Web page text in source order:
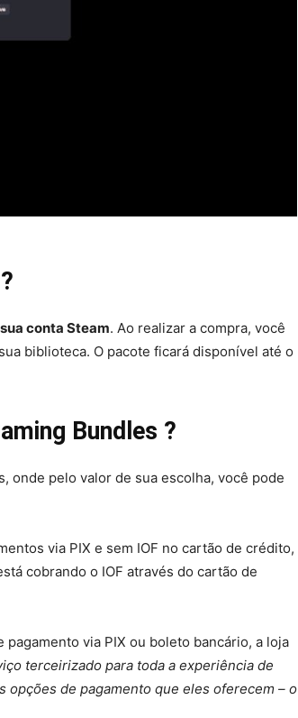
conta Steam. Ao realizar a compra, você
biblioteca. O pacote ficará disponível até o
Bundles ?
onde pelo valor de sua escolha, você pode
via PIX e sem IOF no cartão de crédito,
cobrando o IOF através do cartão de
via PIX ou boleto bancário, a loja
terceirizado para toda a experiência de
opções de pagamento que eles oferecem – o